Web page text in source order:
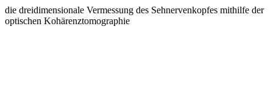
die dreidimensionale Vermessung des Sehnervenkopfes mithilfe der
optischen Kohärenztomographie